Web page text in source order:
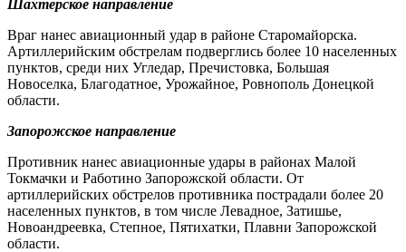
Шахтерское направление
Враг нанес авиационный удар в районе Старомайорска.
Артиллерийским обстрелам подверглись более 10 населенных
пунктов, среди них Угледар, Пречистовка, Большая
Новоселка, Благодатное, Урожайное, Ровнополь Донецкой
области.
Запорожское направление
Противник нанес авиационные удары в районах Малой
Токмачки и Работино Запорожской области. От
артиллерийских обстрелов противника пострадали более 20
населенных пунктов, в том числе Левадное, Затишье,
Новоандреевка, Степное, Пятихатки, Плавни Запорожской
области.